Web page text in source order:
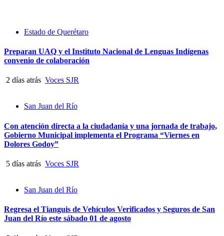
Estado de Querétaro
Preparan UAQ y el Instituto Nacional de Lenguas Indígenas
convenio de colaboración
2 días atrás Voces SJR
San Juan del Río
Con atención directa a la ciudadanía y una jornada de trabajo,
Gobierno Municipal implementa el Programa “Viernes en
Dolores Godoy”
5 días atrás Voces SJR
San Juan del Río
Regresa el Tianguis de Vehículos Verificados y Seguros de San
Juan del Río este sábado 01 de agosto